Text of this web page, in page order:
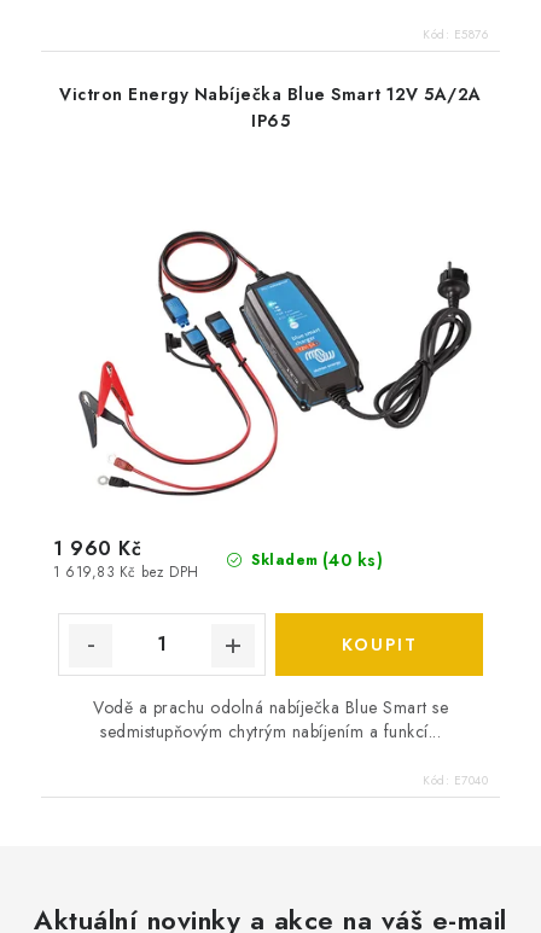
Kód: E5876
Victron Energy Nabíječka Blue Smart 12V 5A/2A
IP65
Skladem (40 ks)
1 619,83 Kč bez DPH
1 960 Kč
Vodě a prachu odolná nabíječka Blue Smart se
sedmistupňovým chytrým nabíjením a funkcí...
Kód: E7040
Aktuální novinky a akce na váš e-mail